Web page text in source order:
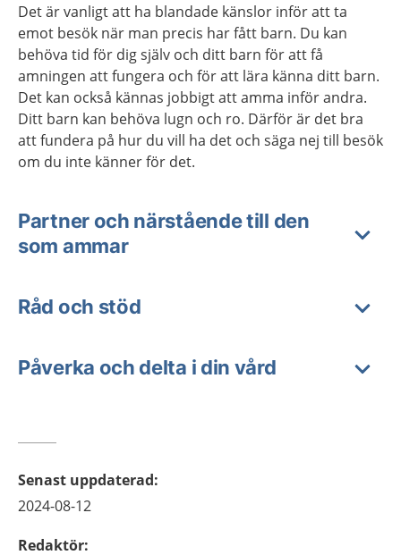
Det är vanligt att ha blandade känslor inför att ta
emot besök när man precis har fått barn. Du kan
behöva tid för dig själv och ditt barn för att få
amningen att fungera och för att lära känna ditt barn.
Det kan också kännas jobbigt att amma inför andra.
Ditt barn kan behöva lugn och ro. Därför är det bra
att fundera på hur du vill ha det och säga nej till besök
om du inte känner för det.
Partner och närstående till den
som ammar
Råd och stöd
Påverka och delta i din vård
Senast uppdaterad:
2024-08-12
Redaktör: